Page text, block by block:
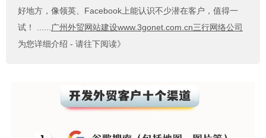
好地方，像领英、Facebook上能认识不少潜在客户，值得一
试！ ......广州外贸网站建设www.3gonet.com.cn三行网络公司
为您详细介绍 - 请往下阅读》